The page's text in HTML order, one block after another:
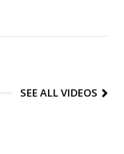
SEE ALL VIDEOS